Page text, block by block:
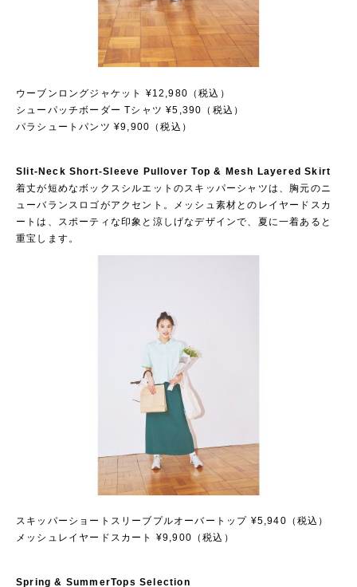
ウーブンロングジャケット ¥12,980（税込）
シューパッチボーダー Tシャツ ¥5,390（税込）
パラシュートパンツ ¥9,900（税込）
Slit-Neck Short-Sleeve Pullover Top & Mesh Layered Skirt
着丈が短めなボックスシルエットのスキッパーシャツは、胸元のニ
ューバランスロゴがアクセント。メッシュ素材とのレイヤードスカ
ートは、スポーティな印象と涼しげなデザインで、夏に一着あると
重宝します。
スキッパーショートスリーブプルオーバートップ ¥5,940（税込）
メッシュレイヤードスカート ¥9,900（税込）
Spring & SummerTops Selection